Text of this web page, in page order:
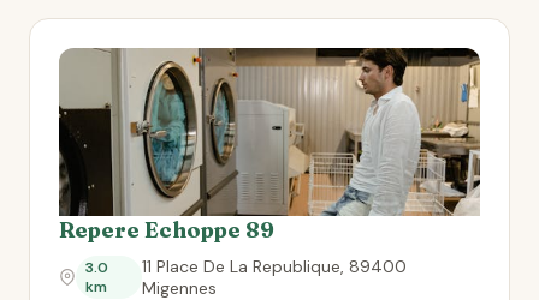
Repere Echoppe 89
3.0
km
11 Place De La Republique, 89400
Migennes